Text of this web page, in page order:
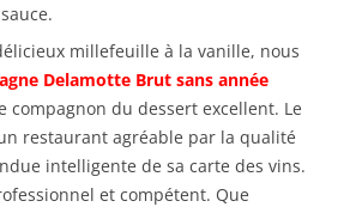
millefeuille à la vanille, nous
Delamotte Brut sans année
compagnon du dessert excellent. Le
restaurant agréable par la qualité
intelligente de sa carte des vins.
et compétent. Que